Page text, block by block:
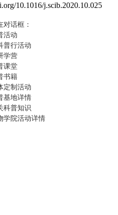
10.1016/j.scib.2020.10.025
话框：
活动
普行活动
学营
课堂
书籍
定制活动
基地详情
科普知识
学院活动详情